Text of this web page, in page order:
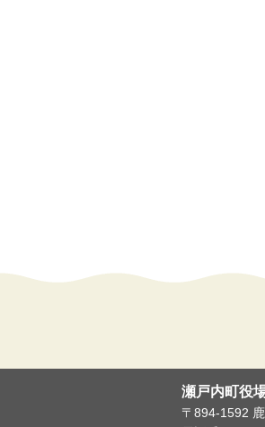
瀬戸内町役
〒894-1592